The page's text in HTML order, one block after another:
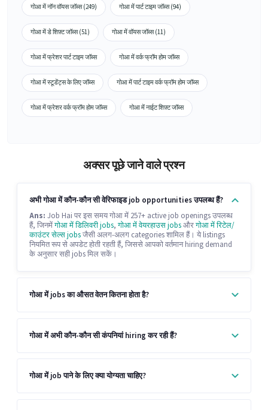
गोआ में नॉन वॉयस जॉब्स (249) गोआ में पार्ट टाइम जॉब्स (94)
गोआ में डे शिफ़्ट जॉब्स (51) गोआ में वॉयस जॉब्स (11)
गोआ में फ्रेशर पार्ट टाइम जॉब्स गोआ में वर्क फ्रॉम होम जॉब्स
गोआ में स्टूडेंट्स के लिए जॉब्स गोआ में पार्ट टाइम वर्क फ्रॉम होम जॉब्स
गोआ में फ्रेशर वर्क फ्रॉम होम जॉब्स गोआ में नाईट शिफ़्ट जॉब्स
अक्सर पूछे जाने वाले प्रश्न
अभी गोआ में कौन-कौन सी वेरिफाइड job opportunities उपलब्ध हैं?
Ans: Job Hai पर इस समय गोआ में 257+ active job openings उपलब्ध
हैं, जिनमेंगोआ में डिलिवरी jobs,गोआ में वेयरहाउस jobsऔरगोआ में रिटेल/
काउंटर सेल्स jobsजैसी अलग-अलग categories शामिल हैं। ये listings
नियमित रूप से अपडेट होती रहती हैं, जिससे आपको वर्तमान hiring demand
के अनुसार सही jobs मिल सकें।
गोआ में jobs का औसत वेतन कितना होता है?
गोआ में अभी कौन-कौन सी कंपनियां hiring कर रही हैं?
गोआ में job पाने के लिए क्या योग्यता चाहिए?